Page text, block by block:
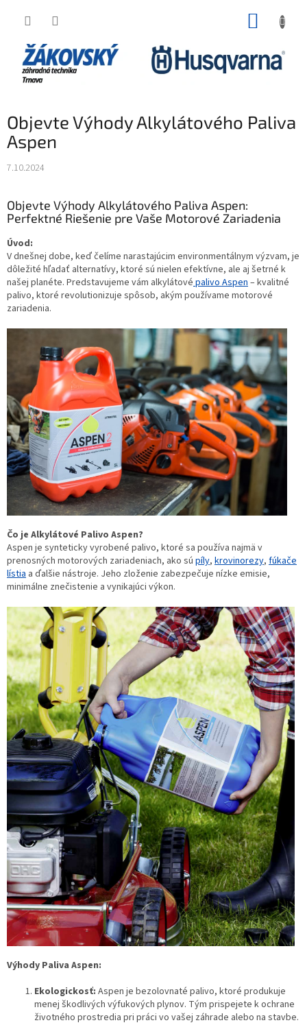
Objevte Výhody Alkylátového Paliva
Aspen
7.10.2024
Objevte Výhody Alkylátového Paliva Aspen:
Perfektné Riešenie pre Vaše Motorové Zariadenia
Úvod:
V dnešnej dobe, keď čelíme narastajúcim environmentálnym výzvam, je
dôležité hľadať alternatívy, ktoré sú nielen efektívne, ale aj šetrné k
našej planéte. Predstavujeme vám alkylátové palivo Aspen – kvalitné
palivo, ktoré revolutionizuje spôsob, akým používame motorové
zariadenia.
Čo je Alkylátové Palivo Aspen?
Aspen je synteticky vyrobené palivo, ktoré sa používa najmä v
prenosných motorových zariadeniach, ako sú píly, krovinorezy, fúkače
lístia a ďalšie nástroje. Jeho zloženie zabezpečuje nízke emisie,
minimálne znečistenie a vynikajúci výkon.
Výhody Paliva Aspen:
Ekologickosť: Aspen je bezolovnaté palivo, ktoré produkuje
menej škodlivých výfukových plynov. Tým prispejete k ochrane
životného prostredia pri práci vo vašej záhrade alebo na stavbe.